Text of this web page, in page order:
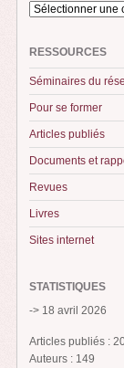
RESSOURCES
Séminaires du
Pour se former
Articles publiés
Documents et
Revues
Livres
Sites internet
STATISTIQUES
-> 18 avril 2026
Articles publiés :
Auteurs : 149